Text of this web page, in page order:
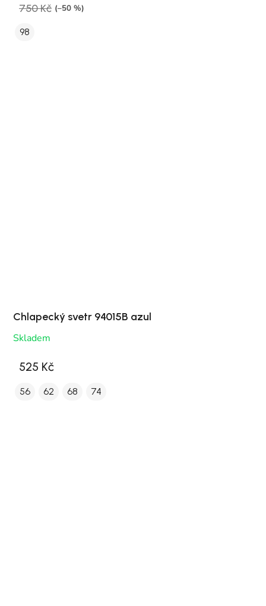
750 Kč (–50 %)
98
Chlapecký svetr 94015B azul
Skladem
525 Kč
56 62 68 74